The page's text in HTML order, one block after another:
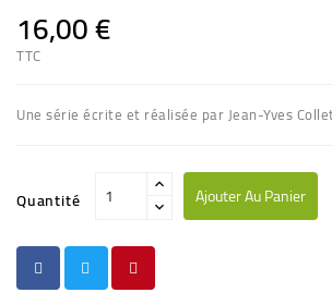
16,00 €
TTC
Une série écrite et réalisée par Jean-Yves
Quantité Ajouter Au Panier